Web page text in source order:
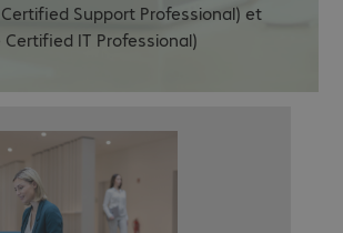
Support Professional) et
Certified IT Professional)